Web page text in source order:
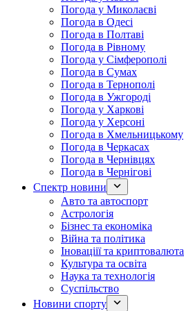
Погода у Миколаєві
Погода в Одесі
Погода в Полтаві
Погода в Рівному
Погода у Сімферополі
Погода в Сумах
Погода в Тернополі
Погода в Ужгороді
Погода у Харкові
Погода у Херсоні
Погода в Хмельницькому
Погода в Черкасах
Погода в Чернівцях
Погода в Чернігові
Спектр новини
Авто та автоспорт
Астрологія
Бізнес та економіка
Війна та політика
Іноваціії та криптовалюта
Культура та освіта
Наука та технологія
Суспільство
Новини спорту